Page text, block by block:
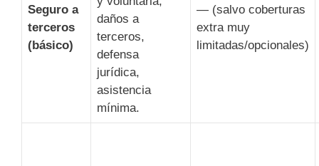
Seguro a
terceros
(básico)
daños a
terceros,
defensa
jurídica,
asistencia
mínima.
— (salvo coberturas
extra muy
limitadas/opcionales)